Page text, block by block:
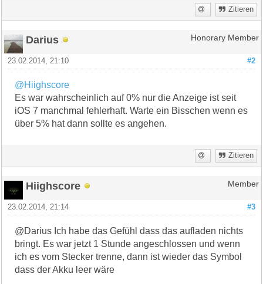
Zitieren
Darius Honorary Member
#2
23.02.2014, 21:10
@Hiighscore
Es war wahrscheinlich auf 0% nur die Anzeige ist seit
iOS 7 manchmal fehlerhaft. Warte ein Bisschen wenn es
über 5% hat dann sollte es angehen.
Zitieren
Hiighscore Member
#3
23.02.2014, 21:14
@Darius Ich habe das Gefühl dass das aufladen nichts
bringt. Es war jetzt 1 Stunde angeschlossen und wenn
ich es vom Stecker trenne, dann ist wieder das Symbol
dass der Akku leer wäre